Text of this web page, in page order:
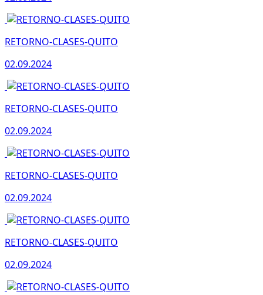
RETORNO-CLASES-QUITO
02.09.2024
RETORNO-CLASES-QUITO
02.09.2024
RETORNO-CLASES-QUITO
02.09.2024
RETORNO-CLASES-QUITO
02.09.2024